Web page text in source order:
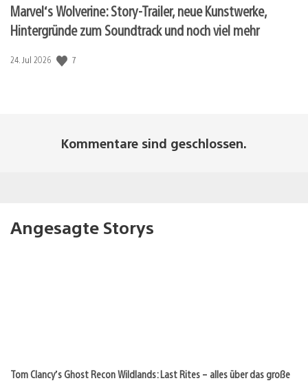
Marvel‘s Wolverine: Story-Trailer, neue Kunstwerke,
Hintergründe zum Soundtrack und noch viel mehr
Veröffentlichungsdatum:
24. Jul 2026 7
Kommentare sind geschlossen.
Angesagte Storys
Tom Clancy’s Ghost Recon Wildlands: Last Rites – alles über das große